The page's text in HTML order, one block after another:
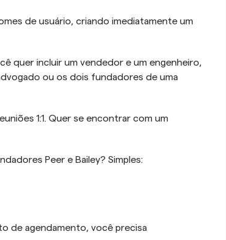
de usuário, criando imediatamente um
quer incluir um vendedor e um engenheiro,
ou os dois fundadores de uma
1:1. Quer se encontrar com um
Peer e Bailey? Simples:
de agendamento, você precisa